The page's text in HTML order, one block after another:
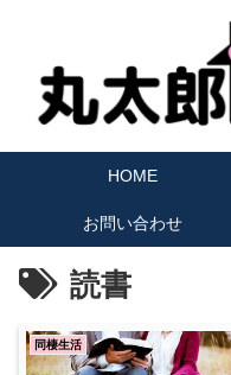
HOME
お問い合わせ
読書
同棲生活